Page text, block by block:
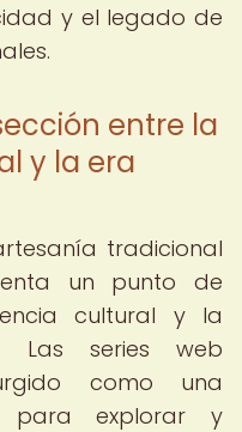
y el legado de
entre la
y la era
tradicional
un punto de
cultural y la
Las series web
como una
para explorar y